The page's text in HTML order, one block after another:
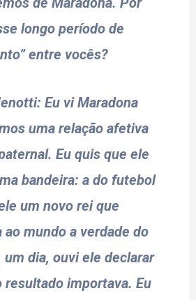
longo período de
entre vocês?
: Eu vi Maradona
uma relação afetiva
Eu quis que ele
bandeira: a do futebol
um novo rei que
mundo a verdade do
dia, ouvi ele declarar
resultado importava. Eu